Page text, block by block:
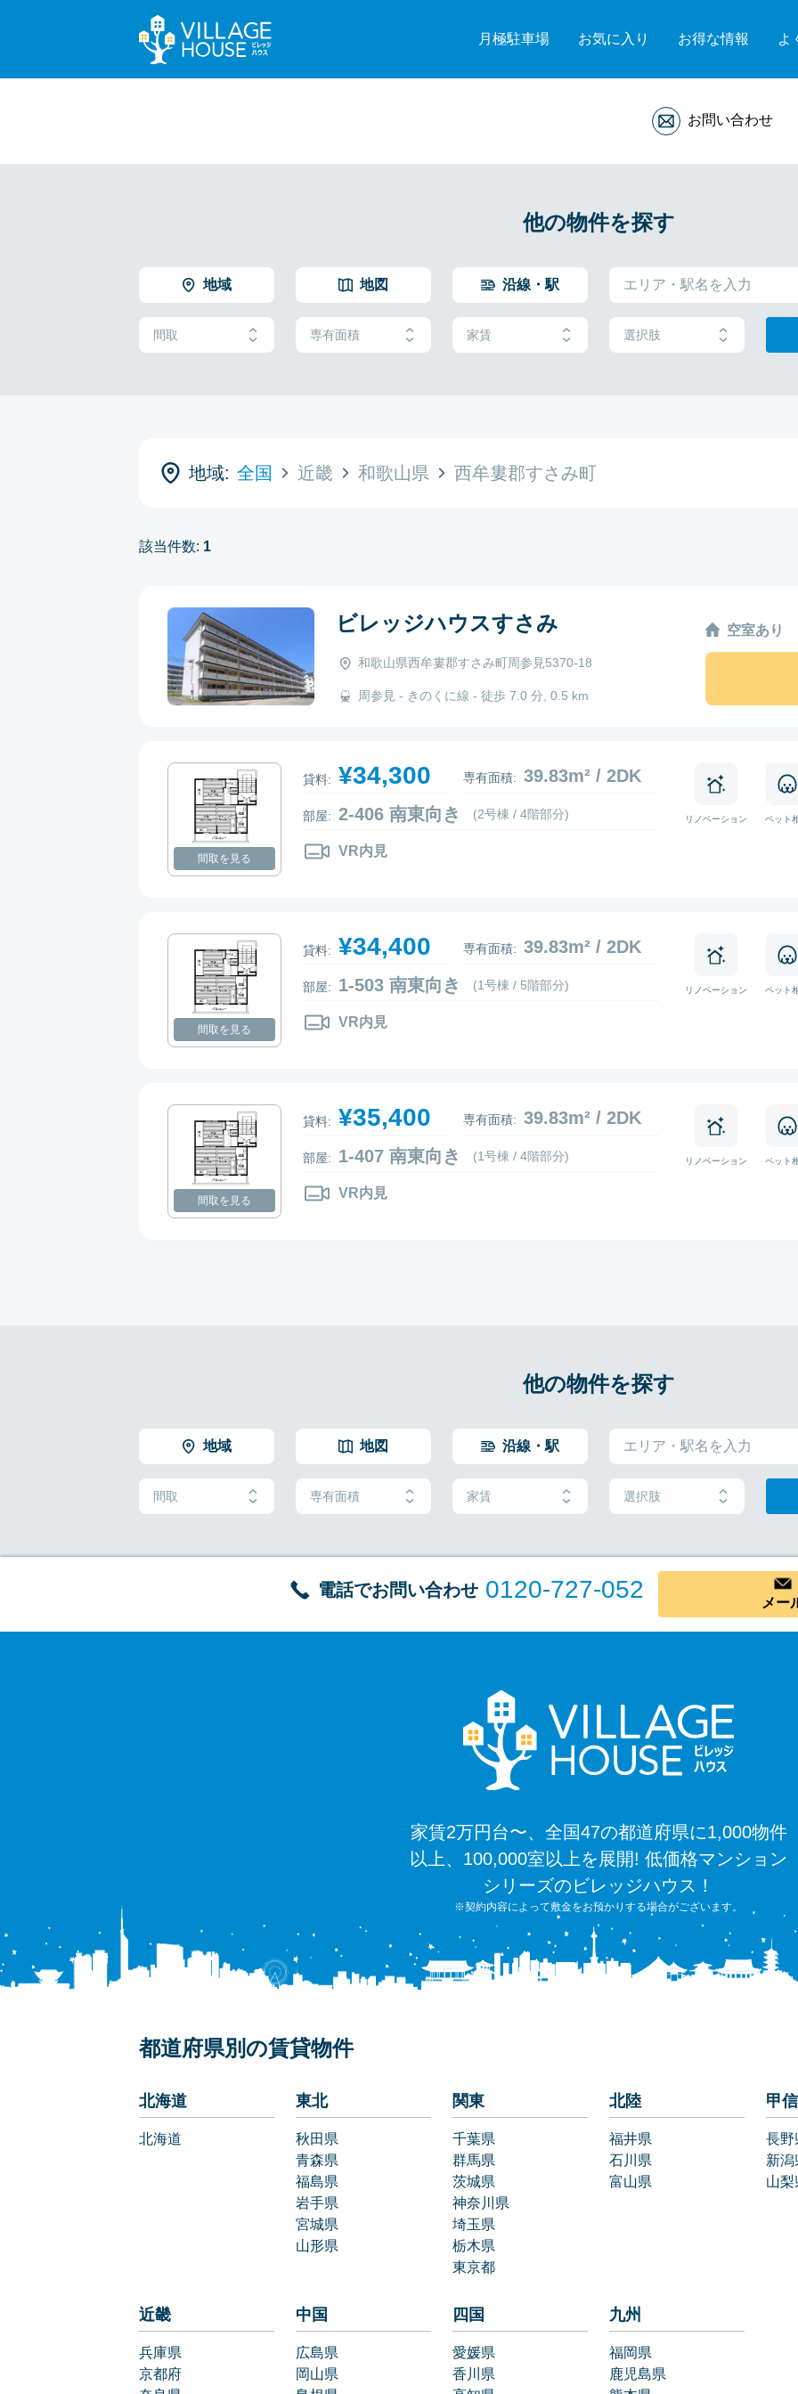
月極駐車場 お気に入り お得な情報 よ
お問い合わせ
他の物件を探す
地域 地図 沿線・駅
間取 専有面積 家賃 選択肢
地域: 全国 近畿 和歌山県 西牟婁郡すさみ町
該当件数: 1
ビレッジハウスすさみ
和歌山県西牟婁郡すさみ町周参見5370-18
周参見 - きのくに線 - 徒歩 7.0 分, 0.5 km
空室あり
間取を見る
貸料: ¥34,300 専有面積: 39.83m² / 2DK
部屋: 2-406 南東向き (2号棟 / 4階部分)
VR内見
リノベーション ペット
間取を見る
貸料: ¥34,400 専有面積: 39.83m² / 2DK
部屋: 1-503 南東向き (1号棟 / 5階部分)
VR内見
リノベーション ペット
間取を見る
貸料: ¥35,400 専有面積: 39.83m² / 2DK
部屋: 1-407 南東向き (1号棟 / 4階部分)
VR内見
リノベーション ペット
他の物件を探す
地域 地図 沿線・駅
間取 専有面積 家賃 選択肢
電話でお問い合わせ 0120-727-052 メー
家賃2万円台〜、全国47の都道府県に1,000物件
以上、100,000室以上を展開! 低価格マンション
シリーズのビレッジハウス！
※契約内容によって敷金をお預かりする場合がございます。
都道府県別の賃貸物件
北海道
北海道
東北
秋田県
青森県
福島県
岩手県
宮城県
山形県
関東
千葉県
群馬県
茨城県
神奈川県
埼玉県
栃木県
東京都
北陸
福井県
石川県
富山県
甲
長野
新潟
山梨
近畿
兵庫県
京都府
中国
広島県
岡山県
四国
愛媛県
香川県
九州
福岡県
鹿児島県